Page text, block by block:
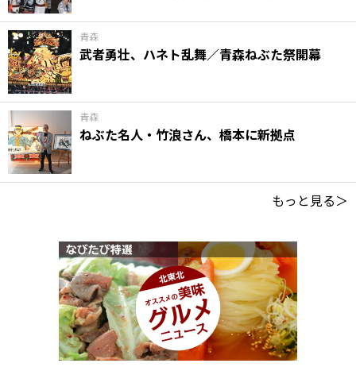
青森
武者勇壮、ハネト乱舞／青森ねぶた祭開幕
青森
ねぶた名人・竹浪さん、橋本に新拠点
もっと見る＞